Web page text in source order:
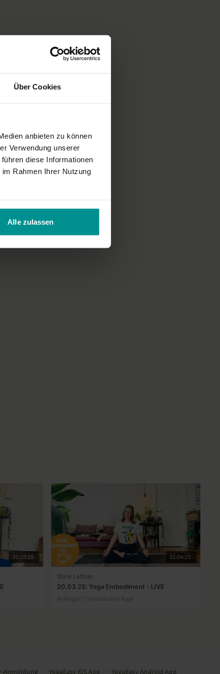
Über Cookies
anbieten zu können
Verwendung unserer
diese Informationen
Rahmen Ihrer Nutzung
Alle zulassen
01:10:18 01:04:23
Stine Lethan
20.03.25: Yoga Embodiment - LIVE
Anfänger | Somatisches Yoga
Anmeldung ∙ YogaEasy iOS App ∙ YogaEasy Android App